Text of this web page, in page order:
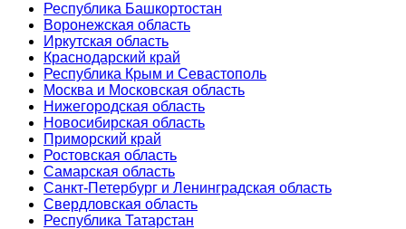
Республика Башкортостан
Воронежская область
Иркутская область
Краснодарский край
Республика Крым и Севастополь
Москва и Московская область
Нижегородская область
Новосибирская область
Приморский край
Ростовская область
Самарская область
Санкт-Петербург и Ленинградская область
Свердловская область
Республика Татарстан